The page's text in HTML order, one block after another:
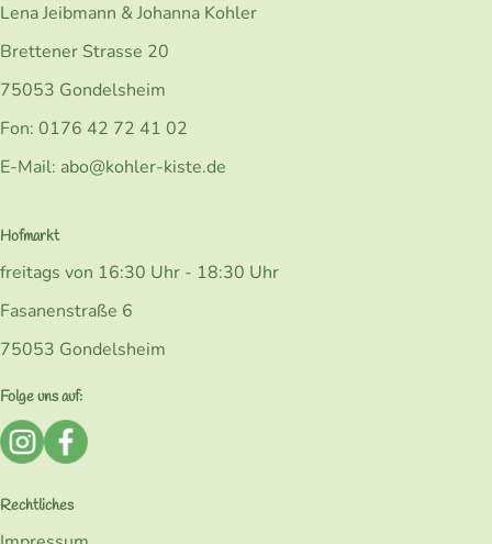
Lena Jeibmann & Johanna Kohler
Brettener Strasse 20
75053 Gondelsheim
Fon: 0176 42 72 41 02
E-Mail: abo@kohler-kiste.de
Hofmarkt
freitags von 16:30 Uhr - 18:30 Uhr
Fasanenstraße 6
75053 Gondelsheim
Folge uns auf:
Externer Link zu https://www.instagram.com/
Externer Link zu https://www.facebook.com/
Rechtliches